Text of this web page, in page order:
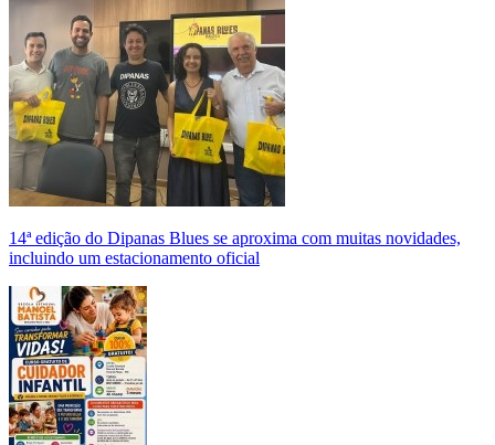
14ª edição do Dipanas Blues se aproxima com muitas novidades,
incluindo um estacionamento oficial